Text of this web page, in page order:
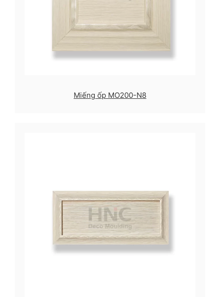
Miếng ốp MO200-N8